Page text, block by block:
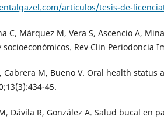
articulos/tesis-de-
C, Márquez M, Vera S, Ascencio A,
Rev Clin Periodoncia
Cabrera M, Bueno V. Oral health
45.
Dávila R, González A. Salud bucal en